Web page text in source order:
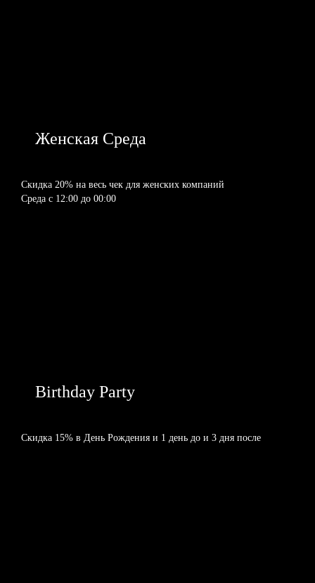
Женская Среда
Скидка 20% на весь чек для женских компаний
Среда с 12:00 до 00:00
Birthday Party
Скидка 15% в День Рождения и 1 день до и 3 дня после